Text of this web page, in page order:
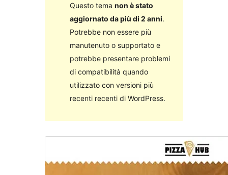
Questo tema non è stato
aggiornato da più di 2 anni.
Potrebbe non essere più
manutenuto o supportato e
potrebbe presentare problemi
di compatibilità quando
utilizzato con versioni più
recenti recenti di WordPress.